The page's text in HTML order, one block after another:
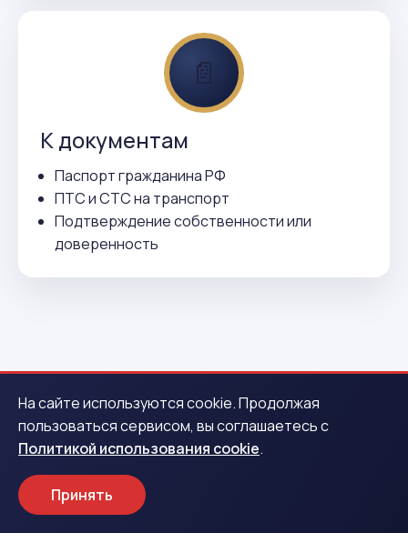
📄
К документам
Паспорт гражданина РФ
ПТС и СТС на транспорт
Подтверждение собственности или
доверенность
ВСЕГО 3 ДЕЙСТВИЯ
Как получить деньги в
Камышлове
На сайте используются cookie. Продолжая
пользоваться сервисом, вы соглашаетесь с
Политикой использования cookie.
Принять